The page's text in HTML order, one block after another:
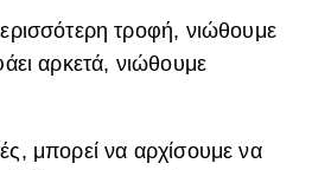
τροφή, νιώθουμε
αρκετά, νιώθουμε
μπορεί να αρχίσουμε να